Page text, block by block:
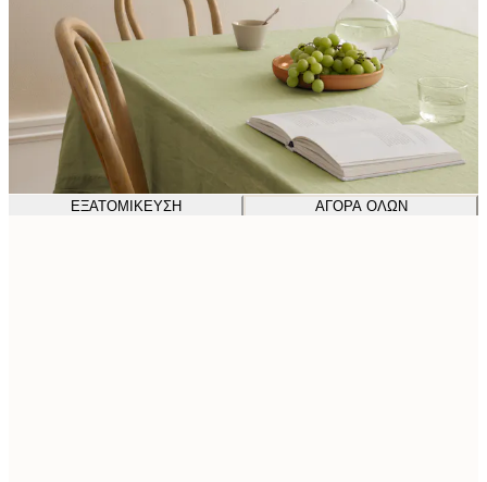
ΕΞΑΤΟΜΊΚΕΥΣΗ ΑΓΟΡΆ ΌΛΩΝ